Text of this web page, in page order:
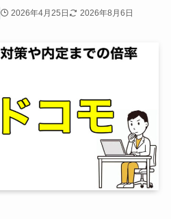
2026年4月25日 2026年8月6日